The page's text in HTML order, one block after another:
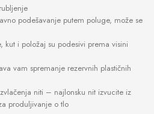
podešavanje putem poluge, može se
kut i položaj su podesivi prema visini
vam spremanje rezervnih plastičnih
niti – najlonsku nit izvucite iz
produljivanje o tlo